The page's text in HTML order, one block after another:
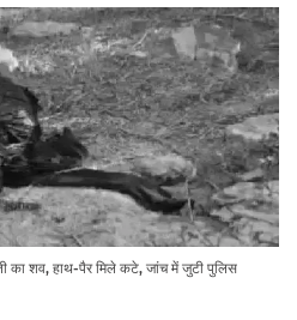
का शव, हाथ-पैर मिले कटे, जांच में जुटी पुलिस